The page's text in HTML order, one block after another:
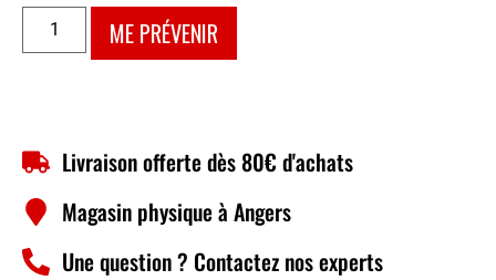
ME PRÉVENIR
Livraison offerte dès 80€ d'achats
Magasin physique à Angers
Une question ? Contactez nos experts